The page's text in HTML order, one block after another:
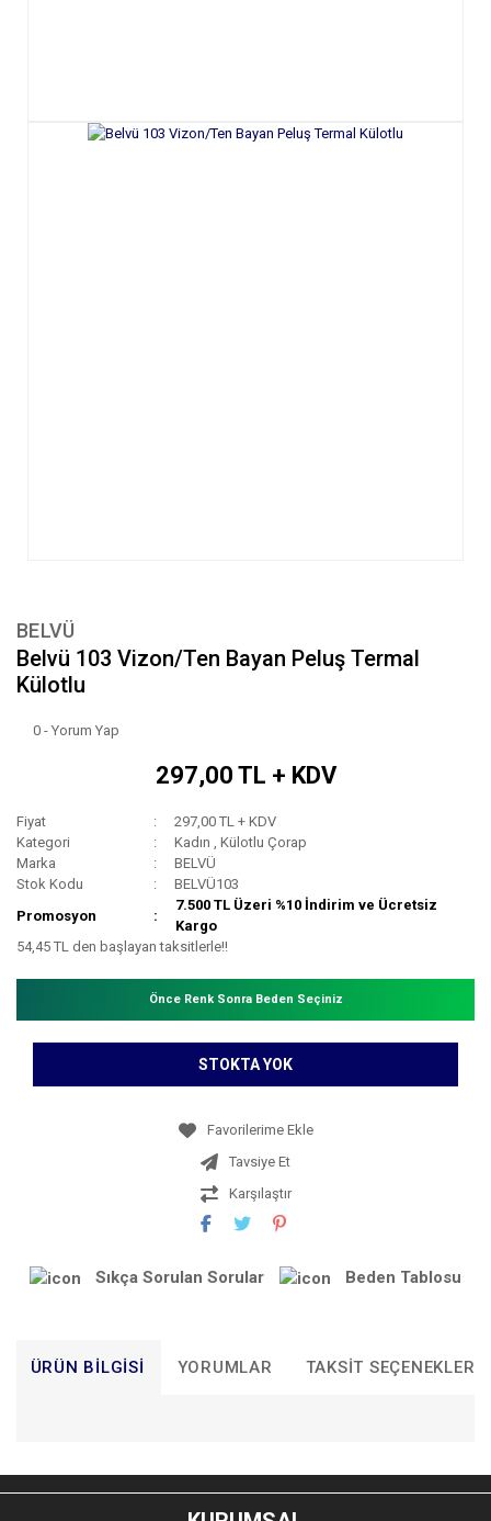
BELVÜ
Belvü 103 Vizon/Ten Bayan Peluş Termal
Külotlu
0 - Yorum Yap
297,00 TL + KDV
Fiyat
297,00 TL + KDV
Kategori
Kadın ,Külotlu Çorap
Marka
BELVÜ
Stok Kodu
BELVÜ103
Promosyon
7.500 TL Üzeri %10 İndirim ve Ücretsiz
Kargo
54,45 TL den başlayan taksitlerle!!
Önce Renk Sonra Beden Seçiniz
STOKTA YOK
Tavsiye Et
Karşılaştır
Sıkça Sorulan Sorular Beden Tablosu
ÜRÜN BILGISI YORUMLAR TAKSIT SEÇENEKLERI
Bu ürünün fiyat bilgisi, resim, ürün açıklamalarında ve diğer
konularda yetersiz gördüğünüz noktaları öneri formunu
kullanarak tarafımıza iletebilirsiniz.